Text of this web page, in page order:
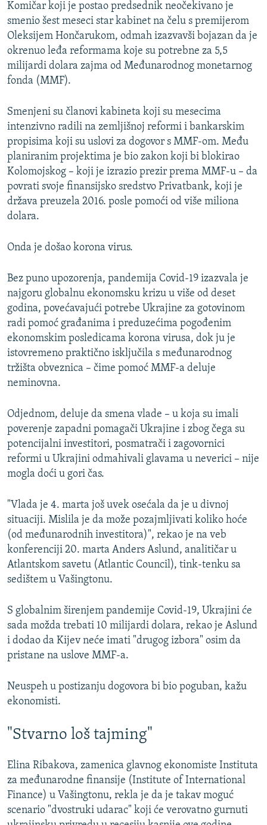
Komičar koji je postao predsednik neočekivano je
smenio šest meseci star kabinet na čelu s premijerom
Oleksijem Hončarukom, odmah izazvavši bojazan da je
okrenuo leđa reformama koje su potrebne za 5,5
milijardi dolara zajma od Međunarodnog monetarnog
fonda (MMF).
Smenjeni su članovi kabineta koji su mesecima
intenzivno radili na zemljišnoj reformi i bankarskim
propisima koji su uslovi za dogovor s MMF-om. Među
planiranim projektima je bio zakon koji bi blokirao
Kolomojskog – koji je izrazio prezir prema MMF-u – da
povrati svoje finansijsko sredstvo Privatbank, koji je
država preuzela 2016. posle pomoći od više miliona
dolara.
Onda je došao korona virus.
Bez puno upozorenja, pandemija Covid-19 izazvala je
najgoru globalnu ekonomsku krizu u više od deset
godina, povećavajući potrebe Ukrajine za gotovinom
radi pomoć građanima i preduzećima pogođenim
ekonomskim posledicama korona virusa, dok ju je
istovremeno praktično isključila s međunarodnog
tržišta obveznica – čime pomoć MMF-a deluje
neminovna.
Odjednom, deluje da smena vlade – u koja su imali
poverenje zapadni pomagači Ukrajine i zbog čega su
potencijalni investitori, posmatrači i zagovornici
reformi u Ukrajini odmahivali glavama u neverici – nije
mogla doći u gori čas.
"Vlada je 4. marta još uvek osećala da je u divnoj
situaciji. Mislila je da može pozajmljivati koliko hoće
(od međunarodnih investitora)", rekao je na veb
konferenciji 20. marta Anders Aslund, analitičar u
Atlantskom savetu (Atlantic Council), tink-tenku sa
sedištem u Vašingtonu.
S globalnim širenjem pandemije Covid-19, Ukrajini će
sada možda trebati 10 milijardi dolara, rekao je Aslund
i dodao da Kijev neće imati "drugog izbora" osim da
pristane na uslove MMF-a.
Neuspeh u postizanju dogovora bi bio poguban, kažu
ekonomisti.
"Stvarno loš tajming"
Elina Ribakova, zamenica glavnog ekonomiste Instituta
za međunarodne finansije (Institute of International
Finance) u Vašingtonu, rekla je da je takav moguć
scenario "dvostruki udarac" koji će verovatno gurnuti